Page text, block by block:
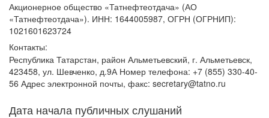
Акционерное общество «Татнефтеотдача» (АО
«Татнефтеотдача»). ИНН: 1644005987, ОГРН (ОГРНИП):
1021601623724
Контакты:
Республика Татарстан, район Альметьевский, г. Альметьевск,
423458, ул. Шевченко, д.9А Номер телефона: +7 (855) 330-40-
56 Адрес электронной почты, факс: secretary@tatno.ru
Дата начала публичных слушаний